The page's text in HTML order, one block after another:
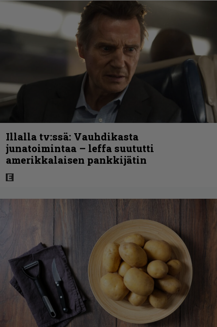
Illalla tv:ssä: Vauhdikasta
junatoimintaa – leffa suututti
amerikkalaisen pankkijätin